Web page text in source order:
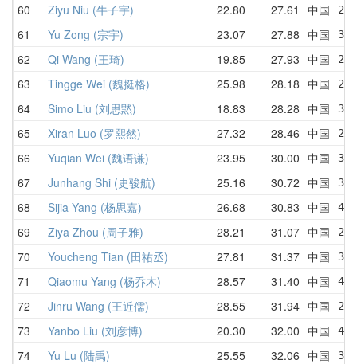
60 Ziyu Niu (牛子宇) 22.80 27.61 中国
61 Yu Zong (宗宇) 23.07 27.88 中国
62 Qi Wang (王琦) 19.85 27.93 中国
63 Tingge Wei (魏挺格) 25.98 28.18 中国
64 Simo Liu (刘思黙) 18.83 28.28 中国
65 Xiran Luo (罗熙然) 27.32 28.46 中国
66 Yuqian Wei (魏语谦) 23.95 30.00 中国
67 Junhang Shi (史骏航) 25.16 30.72 中国
68 Sijia Yang (杨思嘉) 26.68 30.83 中国
69 Ziya Zhou (周子雅) 28.21 31.07 中国
70 Youcheng Tian (田祐丞) 27.81 31.37 中国
71 Qiaomu Yang (杨乔木) 28.57 31.40 中国
72 Jinru Wang (王近儒) 28.55 31.94 中国
73 Yanbo Liu (刘彦博) 20.30 32.00 中国
74 Yu Lu (陆禹) 25.55 32.06 中国